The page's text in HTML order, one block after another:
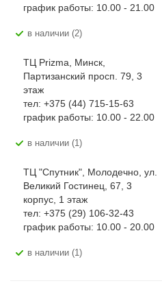
график работы: 10.00 - 21.00
В наличии (2)
ТЦ Prizma, Минск,
Партизанский просп. 79, 3
этаж
тел: +375 (44) 715-15-63
график работы: 10.00 - 22.00
В наличии (1)
ТЦ "Спутник", Молодечно, ул.
Великий Гостинец, 67, 3
корпус, 1 этаж
тел: +375 (29) 106-32-43
график работы: 10.00 - 20.00
В наличии (1)